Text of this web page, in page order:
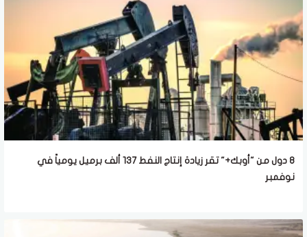
8 دول من "أوبك+" تقر زيادة إنتاج النفط 137 ألف برميل يومياً في
نوفمبر